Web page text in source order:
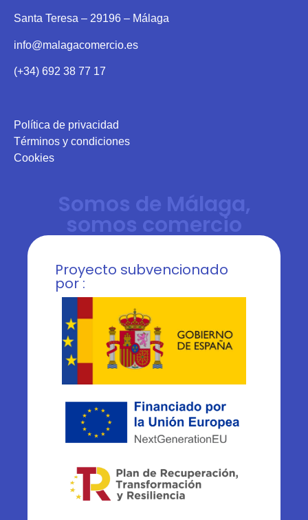
Santa Teresa – 29196 – Málaga
info@malagacomercio.es
(+34) 692 38 77 17
Política de privacidad
Términos y condiciones
Cookies
Somos de Málaga,
somos comercio
Proyecto subvencionado
por :